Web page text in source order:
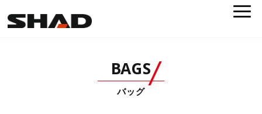
BAGS
バッグ